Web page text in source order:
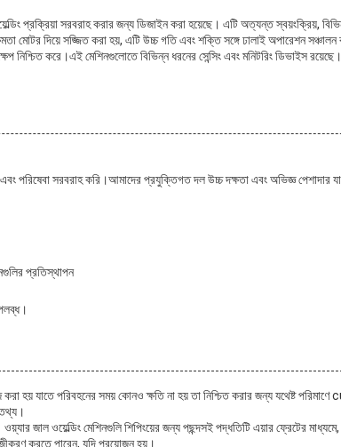
প্রক্রিয়া সরবরাহ করার জন্য ডিজাইন করা হয়েছে। এটি অত্যন্ত স্বয়ংক্রিয়,
মোটর দিয়ে সজ্জিত করা হয়, এটি উচ্চ গতি এবং শক্তি সঙ্গে ঢালাই অপারেশন
করে।এই মেশিনগুলোতে বিভিন্ন ধরনের সেন্সিং এবং মনিটরিং ডিভাইস রয়েছে।,
পরিষেবা সরবরাহ করি।আমাদের প্রযুক্তিগত দল উচ্চ দক্ষতা এবং অভিজ্ঞ পেশাদার
প্রতিস্থাপন
করা হয় যাতে পরিবহনের সময় কোনও ক্ষতি না হয় তা নিশ্চিত করার জন্য যথেষ্ট
তথ্য।
জাল ওয়েল্ডিং মেশিনগুলি শিপিংয়ের জন্য পছন্দসই পদ্ধতিটি এয়ার ফ্রেটের
করতে পারেন, যদি প্রয়োজন হয়।